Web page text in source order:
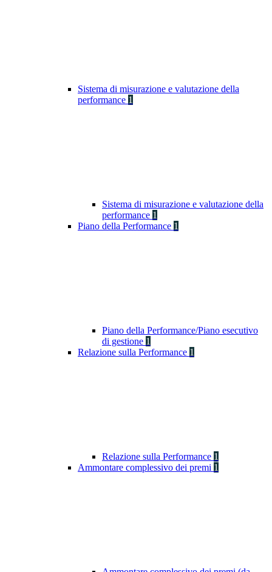
Sistema di misurazione e valutazione della
performance 1
Sistema di misurazione e valutazione della
performance 1
Piano della Performance 1
Piano della Performance/Piano esecutivo
di gestione 1
Relazione sulla Performance 1
Relazione sulla Performance 1
Ammontare complessivo dei premi 1